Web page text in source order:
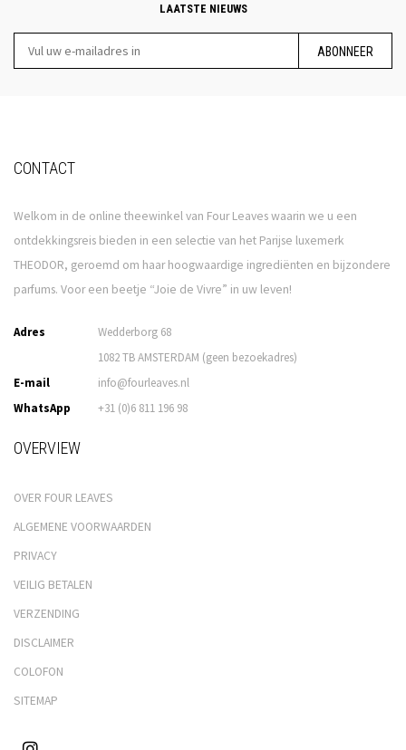
LAATSTE NIEUWS
ABONNEER
CONTACT
Welkom in de online theewinkel van Four Leaves waarin we u een
ontdekkingsreis bieden in een selectie van het Parijse luxemerk
THEODOR, geroemd om haar hoogwaardige ingrediënten en bijzondere
parfums. Voor een beetje “Joie de Vivre” in uw leven!
Adres
Wedderborg 68
1082 TB AMSTERDAM (geen bezoekadres)
E-mail
info@fourleaves.nl
WhatsApp
+31 (0)6 811 196 98
OVERVIEW
OVER FOUR LEAVES
ALGEMENE VOORWAARDEN
PRIVACY
VEILIG BETALEN
VERZENDING
DISCLAIMER
COLOFON
SITEMAP